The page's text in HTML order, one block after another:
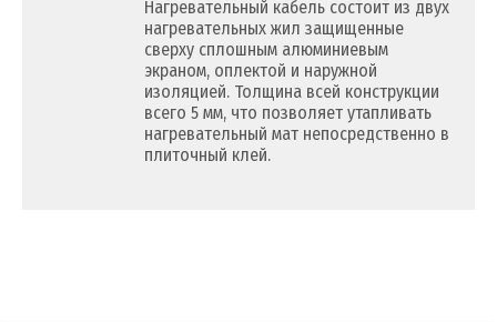
Нагревательный кабель состоит из двух
нагревательных жил защищенные
сверху сплошным алюминиевым
экраном, оплектой и наружной
изоляцией. Толщина всей конструкции
всего 5 мм, что позволяет утапливать
нагревательный мат непосредственно в
плиточный клей.